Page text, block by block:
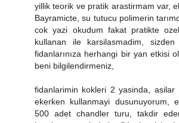
yillik teorik ve pratik arastirmam var,
Bayramicte, su tutucu polimerin
cok yazi okudum fakat pratikte
kullanan ile karsilasmadim,
fidanlarınıza herhangi bir yan etkisi
beni bilgilendirmeniz,
fidanlarimin kokleri 2 yasinda, asilar
ekerken kullanmayi dusunuyorum,
500 adet chandler turu, takdir